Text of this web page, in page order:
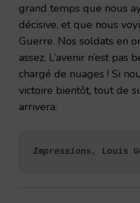
grand temps que nous
décisive, et que nous
Guerre. Nos soldats en
assez. L’avenir n’est pas
chargé de nuages ! Si
victoire bientôt, tout de
arrivera.
Impressions, Louis